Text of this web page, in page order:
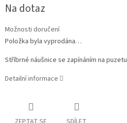
cena:
Na dotaz
Možnosti doručení
Položka byla vyprodána…
Stříbrné náušnice se zapínáním na puzetu
Detailní informace